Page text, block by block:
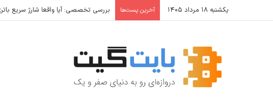
یکشنبه ۱۸ مرداد ۱۴۰۵ آخرین پست‌ها بررسی تخصصی: آیا واقعا شارژ سریع